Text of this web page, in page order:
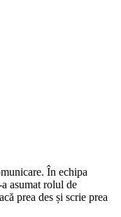
În echipa
asumat rolul de
prea des și scrie prea